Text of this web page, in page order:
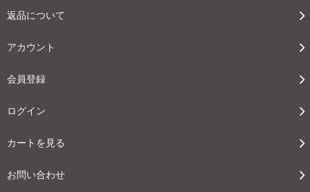
返品について
アカウント
会員登録
ログイン
カートを見る
お問い合わせ